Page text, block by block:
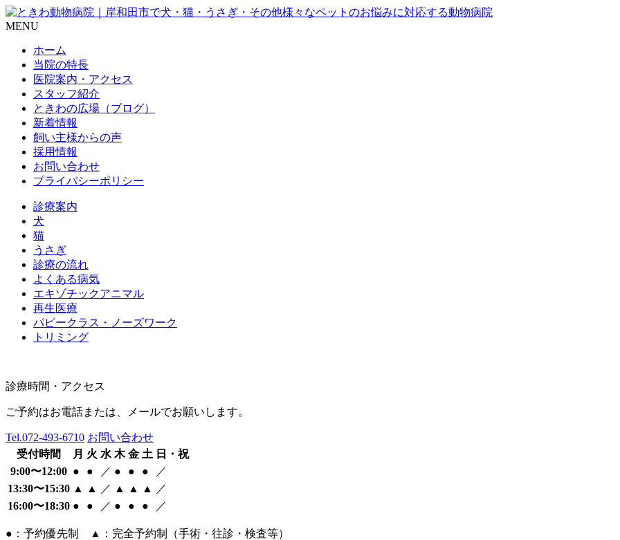
MENU
ホーム
当院の特長
医院案内・アクセス
スタッフ紹介
ときわの広場（ブログ）
新着情報
飼い主様からの声
採用情報
お問い合わせ
プライバシーポリシー
診療案内
犬
猫
うさぎ
診療の流れ
よくある病気
エキゾチックアニマル
再生医療
パピークラス・ノーズワーク
トリミング
診療時間・アクセス
ご予約はお電話または、メールでお願いします。
Tel.072-493-6710 お問い合わせ
受付時間
月 火 水 木 金 土 日・祝
9:00〜12:00 ● ● ／ ● ● ●
／
13:30〜15:30 ▲ ▲ ／ ▲ ▲ ▲
／
16:00〜18:30 ● ● ／ ● ● ● ／
●：予約優先制 ▲：完全予約制（手術・往診・検査等）